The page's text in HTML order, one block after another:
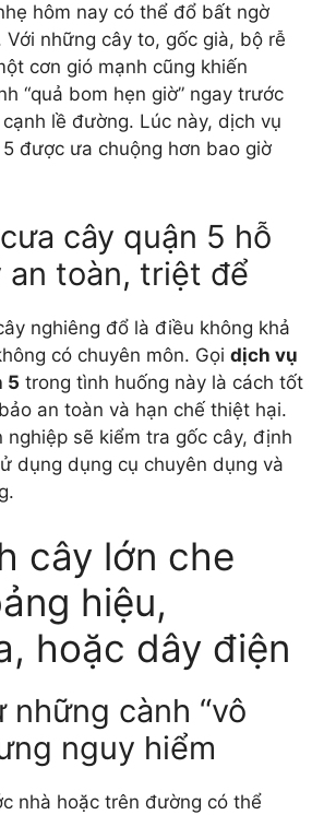
hôm nay có thể đổ bất ngờ
Với những cây to, gốc già, bộ rễ
cơn gió mạnh cũng khiến
“quả bom hẹn giờ” ngay trước
lề đường. Lúc này, dịch vụ
được ưa chuộng hơn bao giờ
cây quận 5 hỗ
an toàn, triệt để
nghiêng đổ là điều không khả
có chuyên môn. Gọi dịch vụ
5 trong tình huống này là cách tốt
an toàn và hạn chế thiệt hại.
nghiệp sẽ kiểm tra gốc cây, định
dụng dụng cụ chuyên dụng và
cây lớn che
hiệu,
hoặc dây điện
những cành “vô
nguy hiểm
nhà hoặc trên đường có thể